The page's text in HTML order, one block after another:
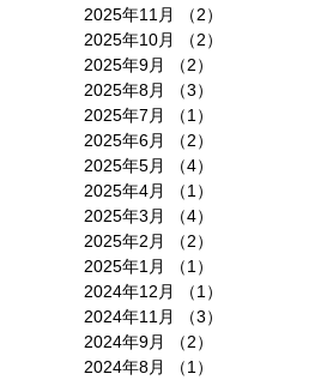
2025年11月
（2）
2025年10月
（2）
2025年9月
（2）
2025年8月
（3）
2025年7月
（1）
2025年6月
（2）
2025年5月
（4）
2025年4月
（1）
2025年3月
（4）
2025年2月
（2）
2025年1月
（1）
2024年12月
（1）
2024年11月
（3）
2024年9月
（2）
2024年8月
（1）